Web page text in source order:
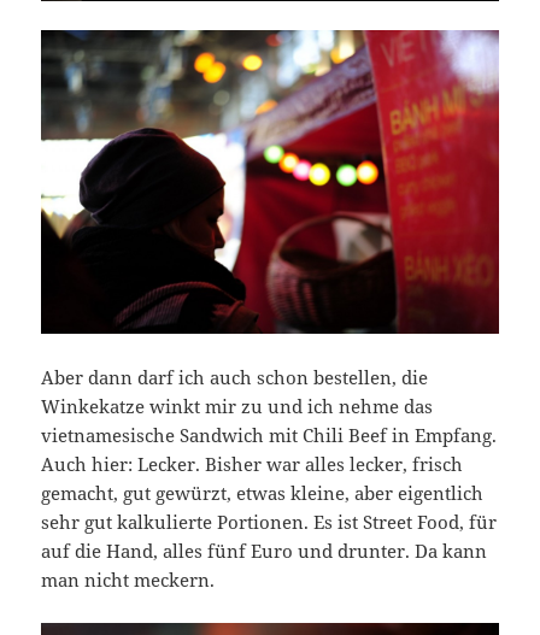
Aber dann darf ich auch schon bestellen, die
Winkekatze winkt mir zu und ich nehme das
vietnamesische Sandwich mit Chili Beef in Empfang.
Auch hier: Lecker. Bisher war alles lecker, frisch
gemacht, gut gewürzt, etwas kleine, aber eigentlich
sehr gut kalkulierte Portionen. Es ist Street Food, für
auf die Hand, alles fünf Euro und drunter. Da kann
man nicht meckern.